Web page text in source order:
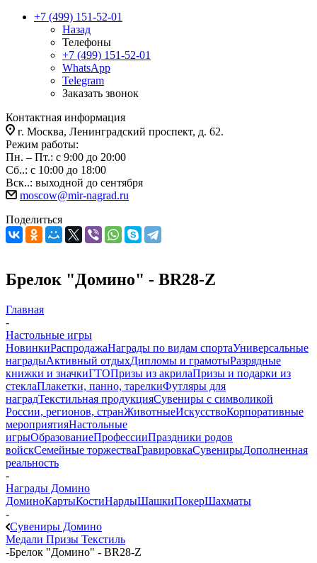
+7 (499) 151-52-01
Назад
Телефоны
+7 (499) 151-52-01
WhatsApp
Telegram
Заказать звонок
Контактная информация
г. Москва, Ленинградский проспект, д. 62.
Режим работы:
Пн. – Пт.: с 9:00 до 20:00
Сб..: с 10:00 до 18:00
Вск..: выходной до сентября
moscow@mir-nagrad.ru
Поделиться
Брелок "Домино" - BR28-Z
Главная
-
Настольные игры
НовинкиРаспродажаНаграды по видам спортаУниверсальные
наградыАктивный отдыхДипломы и грамотыРазрядные
книжки и значкиГТОПризы из акрилаПризы и подарки из
стеклаПлакетки, панно, тарелкиФутляры для
наградТекстильная продукцияСувениры с символикой
России, регионов, странЖивотныеИскусствоКорпоративные
мероприятияНастольные
игрыОбразованиеПрофессииПраздники родов
войскСемейные торжестваГравировкаСувенирыДополненная
реальность
-
Награды Домино
ДоминоКартыКостиНардыШашкиПокерШахматы
-
Сувениры Домино
Медали Призы Текстиль
-Брелок "Домино" - BR28-Z